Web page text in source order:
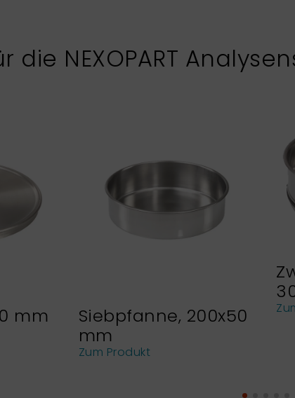
die NEXOPART
mm
Siebpfanne, 200x50
mm
Zum Produkt